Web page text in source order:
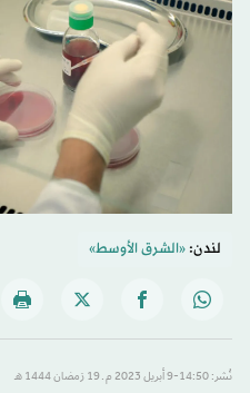
لندن:«الشرق الأوسط»
نُشر: 14:50-9 أبريل 2023 م ـ 19 رَمضان 1444 هـ